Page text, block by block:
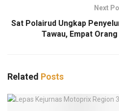
Next
Sat Polairud Ungkap
Tawau, Empat
Related Posts